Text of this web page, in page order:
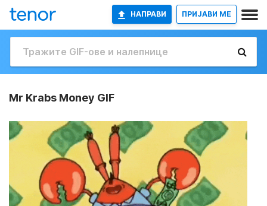
НАПРАВИ ПРИЈАВИ МЕ
Mr Krabs Money GIF